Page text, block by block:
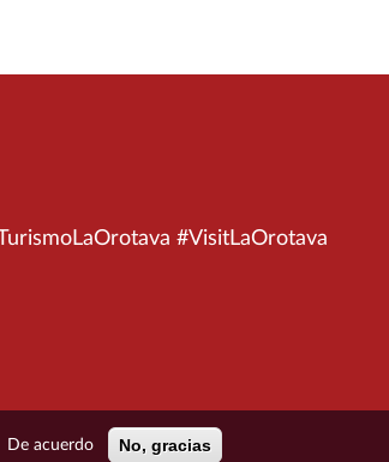
#VisitLaOrotava
De acuerdo No, gracias